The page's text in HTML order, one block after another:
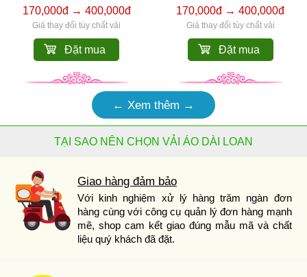
170,000đ → 400,000đ
Giá thay đổi tùy chất vải
Đặt mua
170,000đ → 400,000đ
Giá thay đổi tùy chất vải
Đặt mua
← Xem thêm →
TẠI SAO NÊN CHỌN VẢI ÁO DÀI LOAN
Giao hàng đảm bảo
Với kinh nghiệm xử lý hàng trăm ngàn đơn
hàng cùng với công cụ quản lý đơn hàng mạnh
mẽ, shop cam kết giao đúng mẫu mã và chất
liệu quý khách đã đặt.